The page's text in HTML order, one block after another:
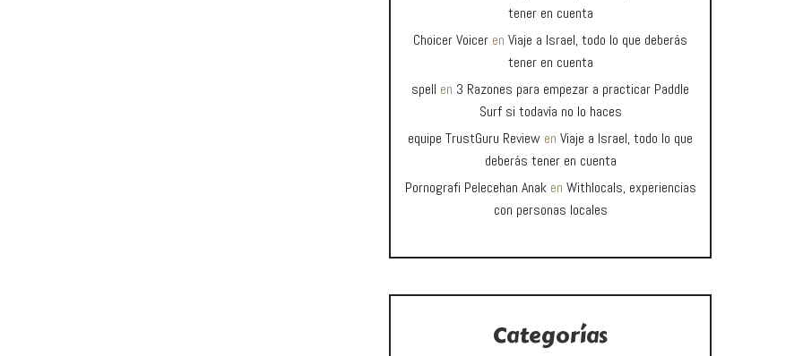
tener en cuenta
Choicer Voicer en Viaje a Israel, todo lo que deberás
tener en cuenta
spell en 3 Razones para empezar a practicar Paddle
Surf si todavía no lo haces
equipe TrustGuru Review en Viaje a Israel, todo lo que
deberás tener en cuenta
Pornografi Pelecehan Anaken Withlocals, experiencias
con personas locales
Categorías